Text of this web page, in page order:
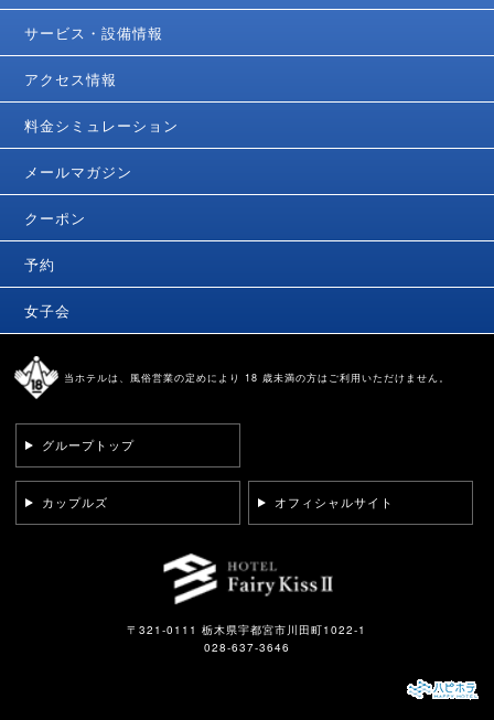
サービス・設備情報
アクセス情報
料金シミュレーション
メールマガジン
クーポン
予約
女子会
当ホテルは、風俗営業の定めにより 18 歳未満の方はご利用いただけません。
グループトップ
カップルズ オフィシャルサイト
〒321-0111 栃木県宇都宮市川田町1022-1
028-637-3646